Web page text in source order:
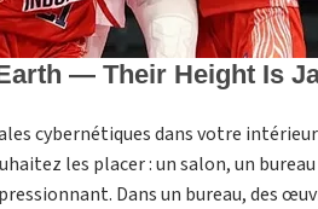
cybernétiques dans votre
les placer : un salon, un
Dans un bureau, des